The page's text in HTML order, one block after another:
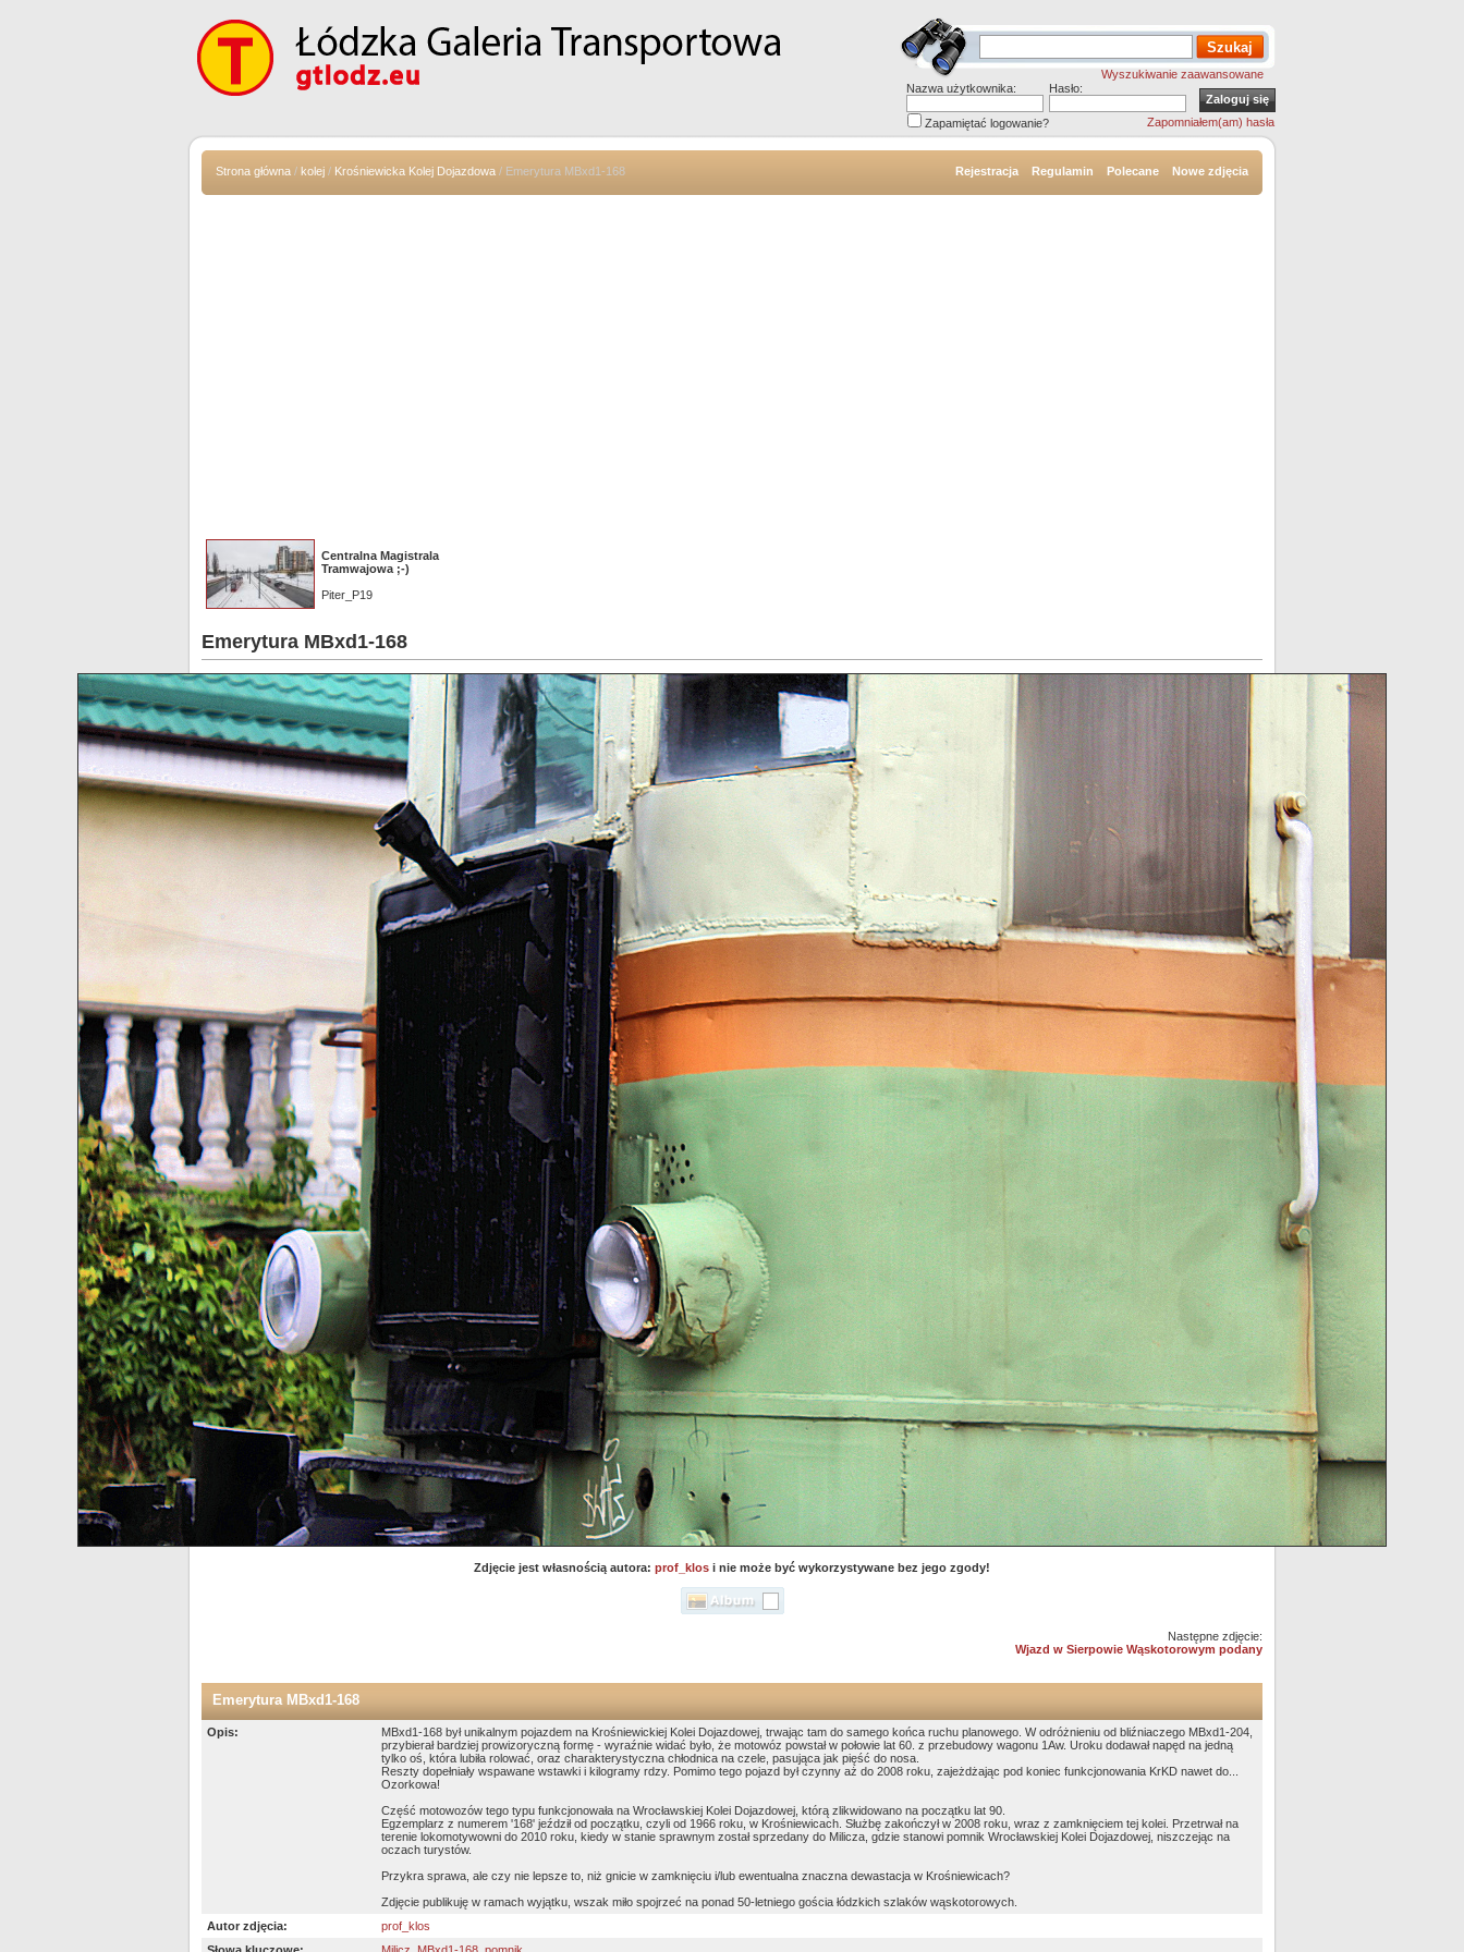
Wyszukiwanie zaawansowane
Nazwa użytkownika:
Hasło:
Zapamiętać logowanie? Zapomniałem(am) hasła
Strona główna / kolej / Krośniewicka Kolej Dojazdowa / Emerytura MBxd1-168 Rejestracja Regulamin Polecane Nowe zdjęcia
Centralna Magistrala
Tramwajowa ;-)
Piter_P19
Emerytura MBxd1-168
Zdjęcie jest własnością autora: prof_klos i nie może być wykorzystywane bez jego zgody!
Następne zdjęcie:
Wjazd w Sierpowie Wąskotorowym podany
Emerytura MBxd1-168
Opis:
MBxd1-168 był unikalnym pojazdem na Krośniewickiej Kolei Dojazdowej, trwając tam do samego końca ruchu planowego. W odróżnieniu od bliźniaczego MBxd1-204,
przybierał bardziej prowizoryczną formę - wyraźnie widać było, że motowóz powstał w połowie lat 60. z przebudowy wagonu 1Aw. Uroku dodawał napęd na jedną
tylko oś, która lubiła rolować, oraz charakterystyczna chłodnica na czele, pasująca jak pięść do nosa.
Reszty dopełniały wspawane wstawki i kilogramy rdzy. Pomimo tego pojazd był czynny aż do 2008 roku, zajeżdżając pod koniec funkcjonowania KrKD nawet do...
Ozorkowa!
Część motowozów tego typu funkcjonowała na Wrocławskiej Kolei Dojazdowej, którą zlikwidowano na początku lat 90.
Egzemplarz z numerem '168' jeździł od początku, czyli od 1966 roku, w Krośniewicach. Służbę zakończył w 2008 roku, wraz z zamknięciem tej kolei. Przetrwał na
terenie lokomotywowni do 2010 roku, kiedy w stanie sprawnym został sprzedany do Milicza, gdzie stanowi pomnik Wrocławskiej Kolei Dojazdowej, niszczejąc na
oczach turystów.
Przykra sprawa, ale czy nie lepsze to, niż gnicie w zamknięciu i/lub ewentualna znaczna dewastacja w Krośniewicach?
Zdjęcie publikuję w ramach wyjątku, wszak miło spojrzeć na ponad 50-letniego gościa łódzkich szlaków wąskotorowych.
Autor zdjęcia:
prof_klos